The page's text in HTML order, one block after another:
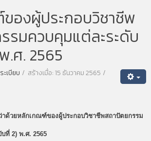
องผู้ประกอบวิชาชีพ
รมควบคุมแต่ละระดับ
.ศ. 2565
เบียบ สร้างเมื่อ: 15 ธันวาคม 2565
ด้วยหลักเกณฑ์ของผู้ประกอบวิชาชีพสถาปัตยกรรม
ที่ 2) พ.ศ. 2565